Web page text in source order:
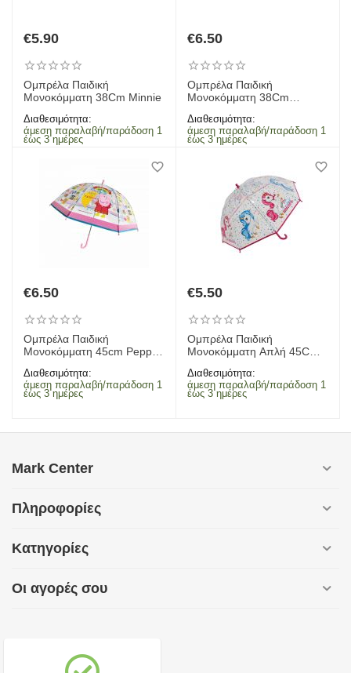
€5.90
Ομπρέλα Παιδική
Μονοκόμματη 38Cm Minnie
Διαθεσιμότητα:
άμεση παραλαβή/παράδοση 1
έως 3 ημέρες
€6.50
Ομπρέλα Παιδική
Μονοκόμματη 38Cm
Διαθεσιμότητα:
άμεση παραλαβή/παράδοση 1
έως 3 ημέρες
€6.50
Ομπρέλα Παιδική
Μονοκόμματη 45cm Peppa
Διαθεσιμότητα:
άμεση παραλαβή/παράδοση 1
έως 3 ημέρες
€5.50
Ομπρέλα Παιδική
Μονοκόμματη Aπλή 45Cm
Διαθεσιμότητα:
άμεση παραλαβή/παράδοση 1
έως 3 ημέρες
Mark Center
Πληροφορίες
Κατηγορίες
Οι αγορές σου